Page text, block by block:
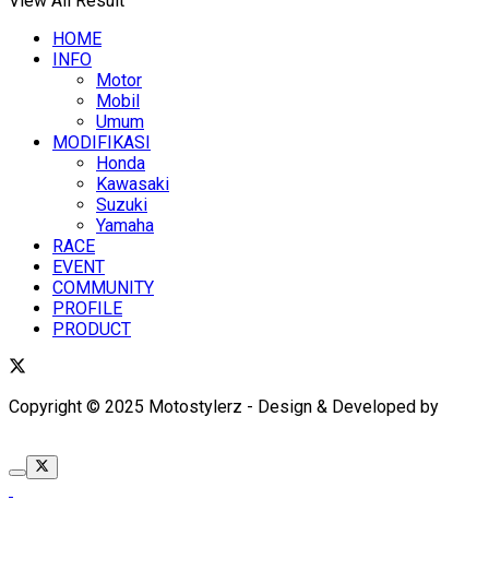
HOME
INFO
Motor
Mobil
Umum
MODIFIKASI
Honda
Kawasaki
Suzuki
Yamaha
RACE
EVENT
COMMUNITY
PROFILE
PRODUCT
Copyright © 2025 Motostylerz - Design & Developed by